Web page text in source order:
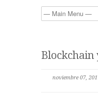
Blockchain
noviembre 07,